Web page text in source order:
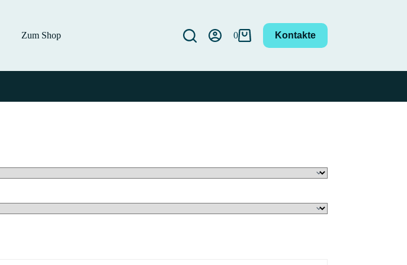
Zum Shop Carrello
0 Kontakte